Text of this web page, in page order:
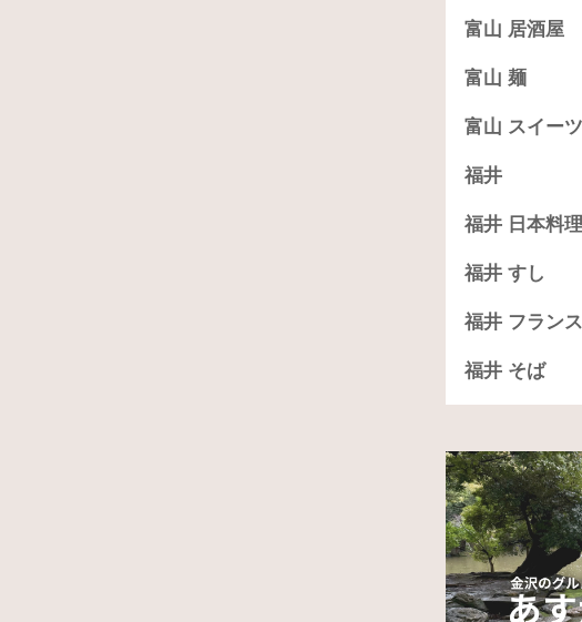
富山 居酒屋
富山 麺
富山 スイー
福井
福井 日本料理
福井 すし
福井 フラン
福井 そば